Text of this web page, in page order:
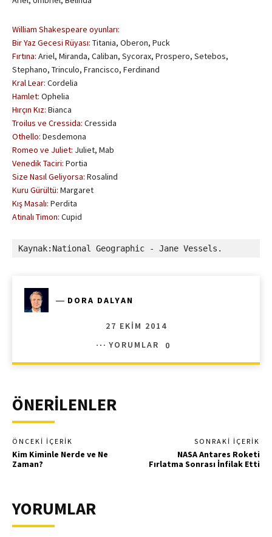
William Shakespeare oyunları:
Bir Yaz Gecesi Rüyası: Titania, Oberon, Puck
Fırtına: Ariel, Miranda, Caliban, Sycorax, Prospero, Setebos,
Stephano, Trinculo, Francisco, Ferdinand
Kral Lear: Cordelia
Hamlet: Ophelia
Hırçın Kız: Bianca
Troilus ve Cressida: Cressida
Othello: Desdemona
Romeo ve Juliet: Juliet, Mab
Venedik Taciri: Portia
Size Nasıl Geliyorsa: Rosalind
Kuru Gürültü: Margaret
Kış Masalı: Perdita
Atinalı Timon: Cupid
Kaynak:National Geographic - Jane Vessels.
― DORA DALYAN
27 EKIM 2014
YORUMLAR
0
ÖNERİLENLER
ÖNCEKI İÇERIK
Kim Kiminle Nerde ve Ne
Zaman?
SONRAKI İÇERIK
NASA Antares Roketi
Fırlatma Sonrası İnfilak Etti
YORUMLAR